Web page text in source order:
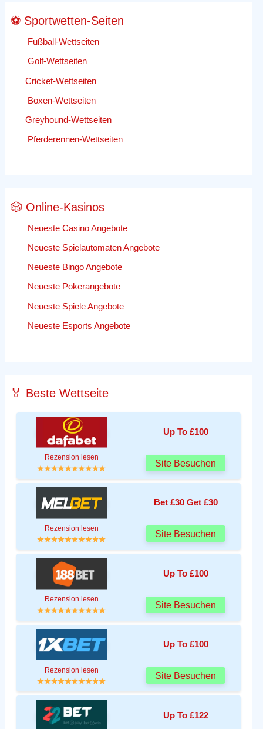
⚽ Sportwetten-Seiten
Fußball-Wettseiten
Golf-Wettseiten
Cricket-Wettseiten
Boxen-Wettseiten
Greyhound-Wettseiten
Pferderennen-Wettseiten
🎲 Online-Kasinos
Neueste Casino Angebote
Neueste Spielautomaten Angebote
Neueste Bingo Angebote
Neueste Pokerangebote
Neueste Spiele Angebote
Neueste Esports Angebote
🏅 Beste Wettseite
Up To £100
Rezension lesen
Site Besuchen
Bet £30 Get £30
Rezension lesen
Site Besuchen
Up To £100
Rezension lesen
Site Besuchen
Up To £100
Rezension lesen
Site Besuchen
Up To £122